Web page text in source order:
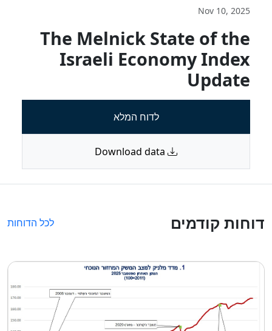
Nov 10, 2025
The Melnick State of the
Israeli Economy Index
Update
לדוח המלא
דוחות קודמים לכל הדוחות